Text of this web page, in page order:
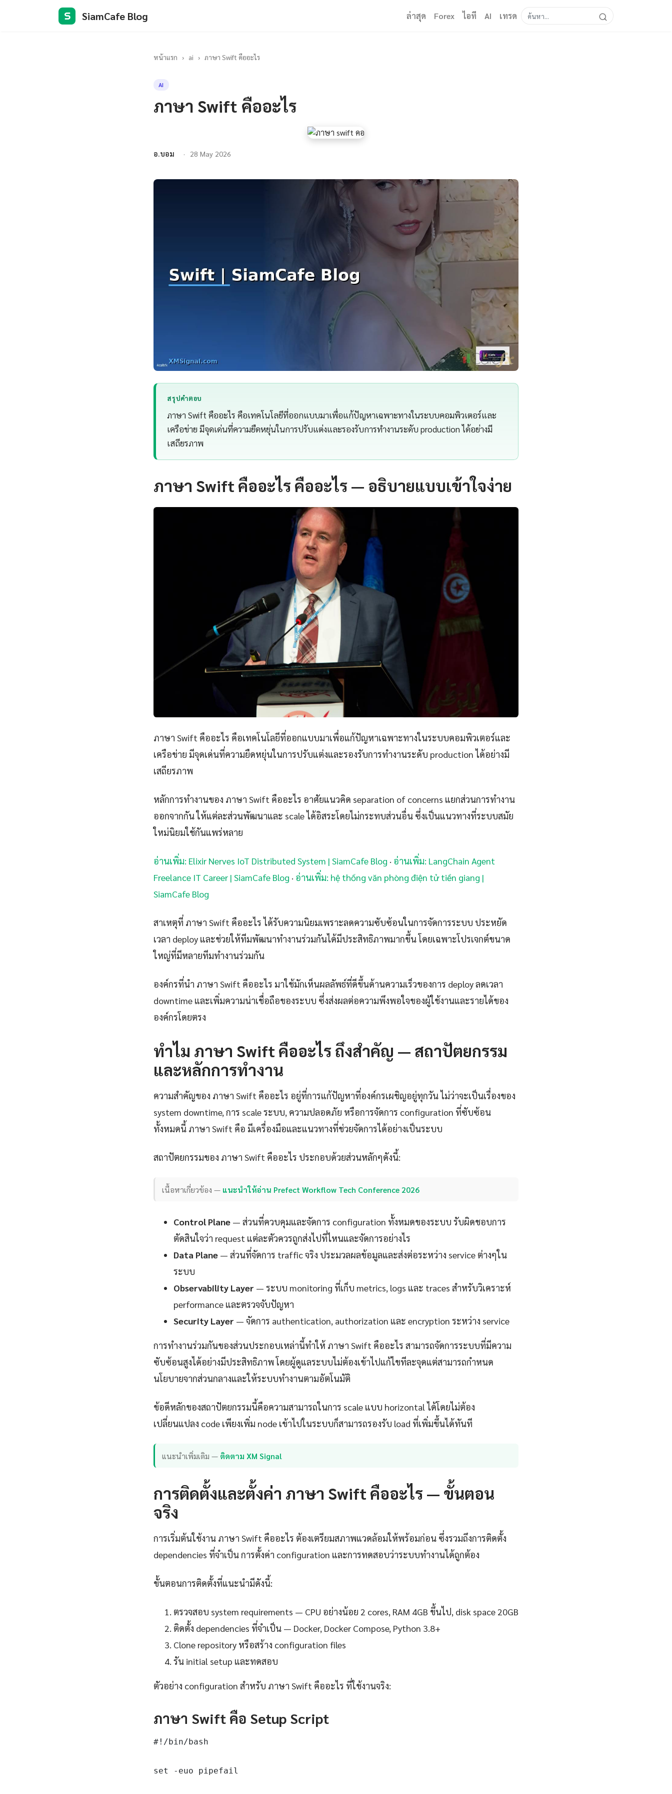
S SiamCafe Blog ล่าสุด Forex ไอที AI เทรด
หน้าแรก › ai › ภาษา Swift คืออะไร
AI
ภาษา Swift คืออะไร
อ.บอม 28 May 2026
สรุปคำตอบ
ภาษา Swift คืออะไร คือเทคโนโลยีที่ออกแบบมาเพื่อแก้ปัญหาเฉพาะทางในระบบคอมพิวเตอร์และ
เครือข่าย มีจุดเด่นที่ความยืดหยุ่นในการปรับแต่งและรองรับการทำงานระดับ production ได้อย่างมี
เสถียรภาพ
ภาษา Swift คืออะไร คืออะไร — อธิบายแบบเข้าใจง่าย
ภาษา Swift คืออะไร คือเทคโนโลยีที่ออกแบบมาเพื่อแก้ปัญหาเฉพาะทางในระบบคอมพิวเตอร์และ
เครือข่าย มีจุดเด่นที่ความยืดหยุ่นในการปรับแต่งและรองรับการทำงานระดับ production ได้อย่างมี
เสถียรภาพ
หลักการทำงานของ ภาษา Swift คืออะไร อาศัยแนวคิด separation of concerns แยกส่วนการทำงาน
ออกจากกัน ให้แต่ละส่วนพัฒนาและ scale ได้อิสระโดยไม่กระทบส่วนอื่น ซึ่งเป็นแนวทางที่ระบบสมัย
ใหม่นิยมใช้กันแพร่หลาย
อ่านเพิ่ม: Elixir Nerves IoT Distributed System | SiamCafe Blog · อ่านเพิ่ม: LangChain Agent
Freelance IT Career | SiamCafe Blog · อ่านเพิ่ม: hệ thống văn phòng điện tử tiền giang |
SiamCafe Blog
สาเหตุที่ ภาษา Swift คืออะไร ได้รับความนิยมเพราะลดความซับซ้อนในการจัดการระบบ ประหยัด
เวลา deploy และช่วยให้ทีมพัฒนาทำงานร่วมกันได้มีประสิทธิภาพมากขึ้น โดยเฉพาะโปรเจกต์ขนาด
ใหญ่ที่มีหลายทีมทำงานร่วมกัน
องค์กรที่นำ ภาษา Swift คืออะไร มาใช้มักเห็นผลลัพธ์ที่ดีขึ้นด้านความเร็วของการ deploy ลดเวลา
downtime และเพิ่มความน่าเชื่อถือของระบบ ซึ่งส่งผลต่อความพึงพอใจของผู้ใช้งานและรายได้ของ
องค์กรโดยตรง
ทำไม ภาษา Swift คืออะไร ถึงสำคัญ — สถาปัตยกรรม
และหลักการทำงาน
ความสำคัญของ ภาษา Swift คืออะไร อยู่ที่การแก้ปัญหาที่องค์กรเผชิญอยู่ทุกวัน ไม่ว่าจะเป็นเรื่องของ
system downtime, การ scale ระบบ, ความปลอดภัย หรือการจัดการ configuration ที่ซับซ้อน
ทั้งหมดนี้ ภาษา Swift คือ มีเครื่องมือและแนวทางที่ช่วยจัดการได้อย่างเป็นระบบ
สถาปัตยกรรมของ ภาษา Swift คืออะไร ประกอบด้วยส่วนหลักๆดังนี้:
เนื้อหาเกี่ยวข้อง — แนะนำให้อ่าน Prefect Workflow Tech Conference 2026
Control Plane — ส่วนที่ควบคุมและจัดการ configuration ทั้งหมดของระบบ รับผิดชอบการ
ตัดสินใจว่า request แต่ละตัวควรถูกส่งไปที่ไหนและจัดการอย่างไร
Data Plane — ส่วนที่จัดการ traffic จริง ประมวลผลข้อมูลและส่งต่อระหว่าง service ต่างๆใน
ระบบ
Observability Layer — ระบบ monitoring ที่เก็บ metrics, logs และ traces สำหรับวิเคราะห์
performance และตรวจจับปัญหา
Security Layer — จัดการ authentication, authorization และ encryption ระหว่าง service
การทำงานร่วมกันของส่วนประกอบเหล่านี้ทำให้ ภาษา Swift คืออะไร สามารถจัดการระบบที่มีความ
ซับซ้อนสูงได้อย่างมีประสิทธิภาพ โดยผู้ดูแลระบบไม่ต้องเข้าไปแก้ไขทีละจุดแต่สามารถกำหนด
นโยบายจากส่วนกลางและให้ระบบทำงานตามอัตโนมัติ
ข้อดีหลักของสถาปัตยกรรมนี้คือความสามารถในการ scale แบบ horizontal ได้โดยไม่ต้อง
เปลี่ยนแปลง code เพียงเพิ่ม node เข้าไปในระบบก็สามารถรองรับ load ที่เพิ่มขึ้นได้ทันที
แนะนำเพิ่มเติม — ติดตาม XM Signal
การติดตั้งและตั้งค่า ภาษา Swift คืออะไร — ขั้นตอน
จริง
การเริ่มต้นใช้งาน ภาษา Swift คืออะไร ต้องเตรียมสภาพแวดล้อมให้พร้อมก่อน ซึ่งรวมถึงการติดตั้ง
dependencies ที่จำเป็น การตั้งค่า configuration และการทดสอบว่าระบบทำงานได้ถูกต้อง
ขั้นตอนการติดตั้งที่แนะนำมีดังนี้:
ตรวจสอบ system requirements — CPU อย่างน้อย 2 cores, RAM 4GB ขึ้นไป, disk space 20GB
ติดตั้ง dependencies ที่จำเป็น — Docker, Docker Compose, Python 3.8+
Clone repository หรือสร้าง configuration files
รัน initial setup และทดสอบ
ตัวอย่าง configuration สำหรับ ภาษา Swift คืออะไร ที่ใช้งานจริง:
ภาษา Swift คือ Setup Script
#!/bin/bash
set -euo pipefail